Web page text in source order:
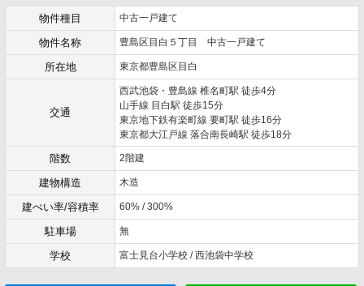
物件種目 中古一戸建て
物件名称 豊島区目白５丁目 中古一戸建て
所在地 東京都豊島区目白
交通
西武池袋・豊島線 椎名町駅 徒歩4分
山手線 目白駅 徒歩15分
東京地下鉄有楽町線 要町駅 徒歩16分
東京都大江戸線 落合南長崎駅 徒歩18分
階数 2階建
建物構造 木造
建ぺい率/容積率 60% / 300%
駐車場 無
学校 富士見台小学校 / 西池袋中学校